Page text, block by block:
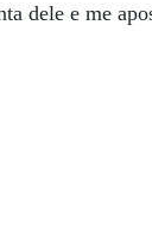
dele e me